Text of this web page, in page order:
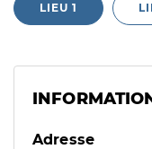
LIEU 1
Adresse